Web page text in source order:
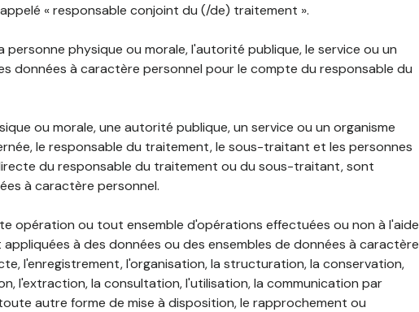
« responsable conjoint du (/de) traitement ».
personne physique ou morale, l'autorité publique, le service ou un
données à caractère personnel pour le compte du responsable du
ou morale, une autorité publique, un service ou un organisme
le responsable du traitement, le sous-traitant et les personnes
du responsable du traitement ou du sous-traitant, sont
à caractère personnel.
opération ou tout ensemble d'opérations effectuées ou non à l'aide
à des données ou des ensembles de données à caractère
l'enregistrement, l'organisation, la structuration, la conservation,
l'extraction, la consultation, l'utilisation, la communication par
autre forme de mise à disposition, le rapprochement ou